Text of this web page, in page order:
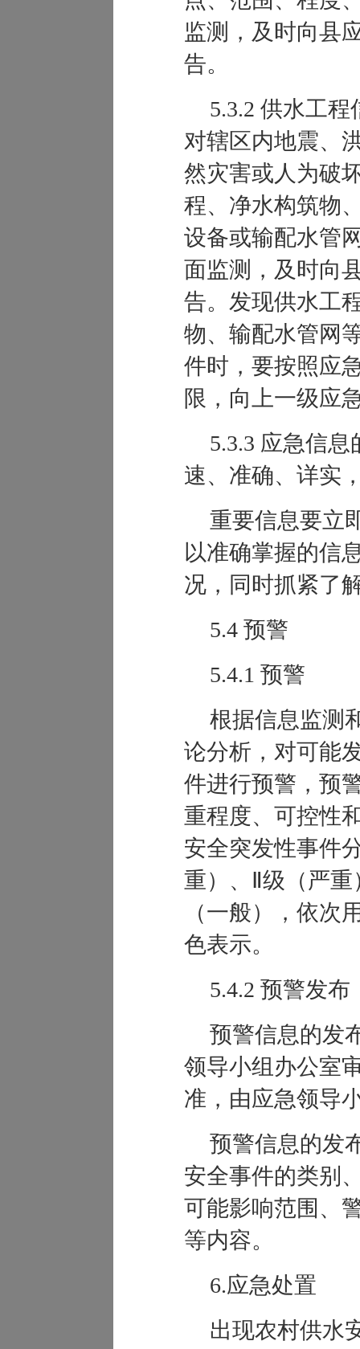
监测，及时向县
告。
5.3.2 供水工
对辖区内地震、
然灾害或人为破
程、净水构筑物
设备或输配水管
面监测，及时向
告。发现供水工
物、输配水管网
件时，要按照应
限，向上一级应
5.3.3 应急信
速、准确、详实
重要信息要立
以准确掌握的信
况，同时抓紧了
5.4 预警
5.4.1 预警
根据信息监测
论分析，对可能
件进行预警，预
重程度、可控性
安全突发性事件
重）、Ⅱ级（严重
（一般），依次
色表示。
5.4.2 预警发布
预警信息的发
领导小组办公室
准，由应急领导
预警信息的发
安全事件的类别
可能影响范围、
等内容。
6.应急处置
出现农村供水